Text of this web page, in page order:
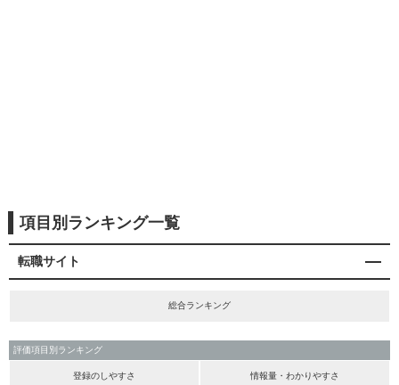
項目別ランキング一覧
転職サイト
総合ランキング
評価項目別ランキング
登録のしやすさ 情報量・わかりやすさ